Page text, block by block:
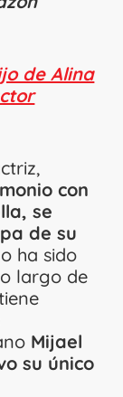
de Alina
con
se
de su
ha sido
largo de
Mijael
su único